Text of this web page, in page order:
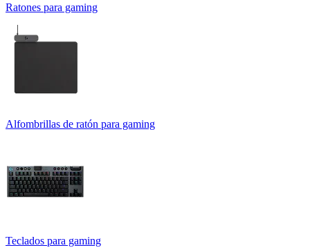
Ratones para gaming
Alfombrillas de ratón para gaming
Teclados para gaming